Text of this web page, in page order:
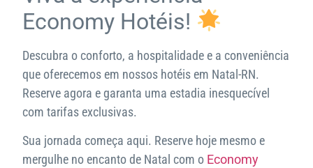
Economy Hotéis!
Descubra o conforto, a hospitalidade e a conveniência
que oferecemos em nossos hotéis em Natal-RN.
Reserve agora e garanta uma estadia inesquecível
com tarifas exclusivas.
Sua jornada começa aqui. Reserve hoje mesmo e
mergulhe no encanto de Natal com o Economy